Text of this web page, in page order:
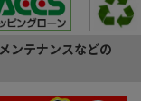
ンテナンスなどの